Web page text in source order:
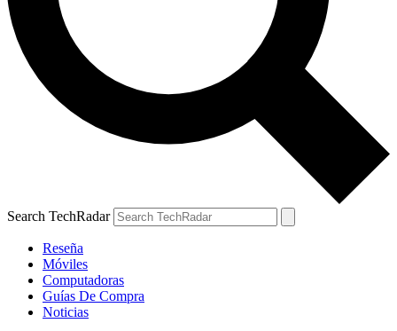
Search TechRadar
Reseña
Móviles
Computadoras
Guías De Compra
Noticias